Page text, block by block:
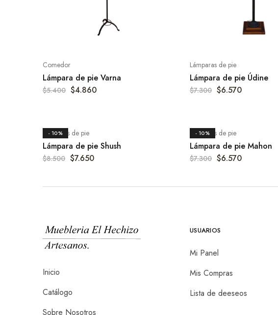
Comedor
Lámpara de pie Varna
$5.400 $4.860
Lámparas de pie
Lámpara de pie Údine
$7.300 $6.570
- 10%
Lámparas de pie
Lámpara de pie Shush
$8.500 $7.650
- 10%
Lámparas de pie
Lámpara de pie Mahon
$7.300 $6.570
Inicio
Catálogo
Sobre Nosotros
USUARIOS
Mi Panel
Mis Compras
Lista de deeseos